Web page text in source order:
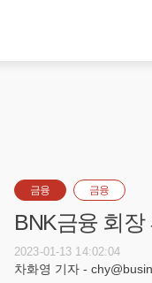
금융 금융
BNK금융 회
2023-01-13 14:02:04
차화영 기자 -